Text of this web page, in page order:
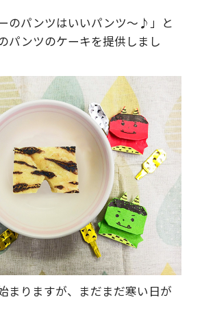
のパンツはいいパンツ～♪」と
パンツのケーキを提供しまし
まりますが、まだまだ寒い日が